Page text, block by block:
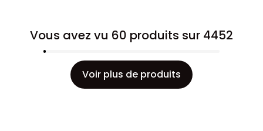
Vous avez vu 60 produits sur 4452
Voir plus de produits